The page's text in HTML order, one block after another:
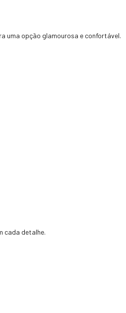
uma opção glamourosa e confortável.
cada detalhe.